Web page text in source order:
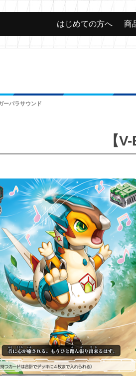
はじめての方へ 商
ーパラサウンド
【